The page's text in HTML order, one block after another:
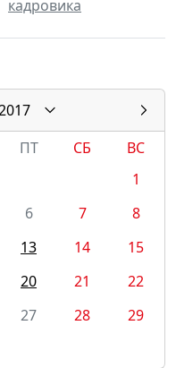
кадровика
ПТ СБ
ВС
1
6 7
8
13 14
15
20 21
22
27 28
29